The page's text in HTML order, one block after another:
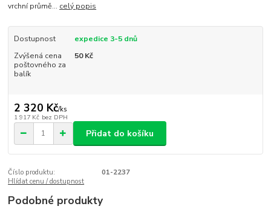
vrchní průmě... celý popis
Dostupnost
expedice 3-5 dnů
Zvýšená cena
poštovného za
balík
50 Kč
2 320 Kč/ks
1 917 Kč bez DPH
Přidat do košíku
Číslo produktu:
01-2237
Hlídat cenu / dostupnost
Podobné produkty